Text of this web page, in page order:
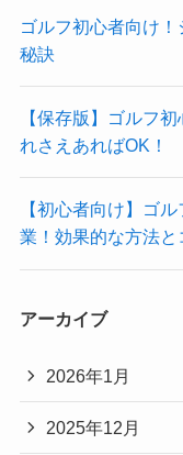
ゴルフ初心者向け
秘訣
【保存版】ゴルフ
れさえあればOK！
【初心者向け】ゴ
業！効果的な方法と
アーカイブ
2026年1月
2025年12月